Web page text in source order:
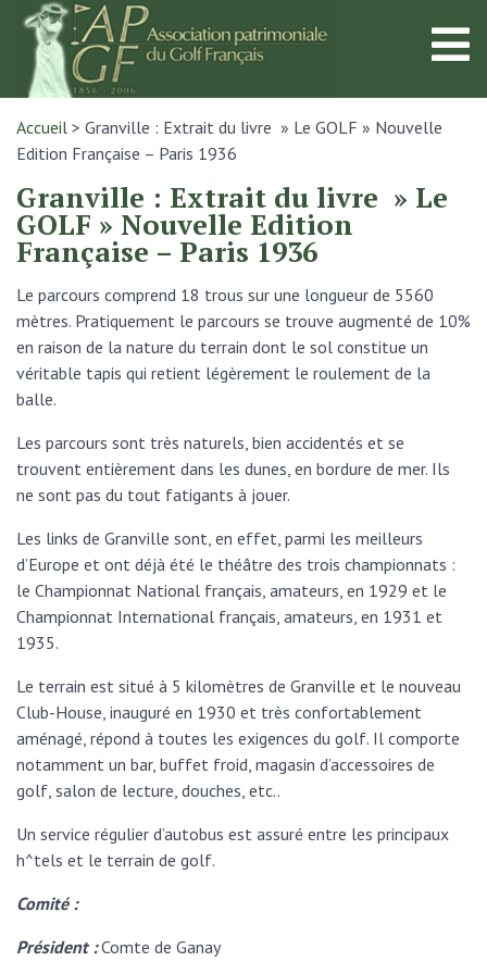
Accueil > Granville : Extrait du livre » Le GOLF » Nouvelle
Edition Française – Paris 1936
Granville : Extrait du livre » Le
GOLF » Nouvelle Edition
Française – Paris 1936
Le parcours comprend 18 trous sur une longueur de 5560
mètres. Pratiquement le parcours se trouve augmenté de 10%
en raison de la nature du terrain dont le sol constitue un
véritable tapis qui retient légèrement le roulement de la
balle.
Les parcours sont très naturels, bien accidentés et se
trouvent entièrement dans les dunes, en bordure de mer. Ils
ne sont pas du tout fatigants à jouer.
Les links de Granville sont, en effet, parmi les meilleurs
d’Europe et ont déjà été le théâtre des trois championnats :
le Championnat National français, amateurs, en 1929 et le
Championnat International français, amateurs, en 1931 et
1935.
Le terrain est situé à 5 kilomètres de Granville et le nouveau
Club-House, inauguré en 1930 et très confortablement
aménagé, répond à toutes les exigences du golf. Il comporte
notamment un bar, buffet froid, magasin d’accessoires de
golf, salon de lecture, douches, etc..
Un service régulier d’autobus est assuré entre les principaux
h^tels et le terrain de golf.
Comité :
Président : Comte de Ganay